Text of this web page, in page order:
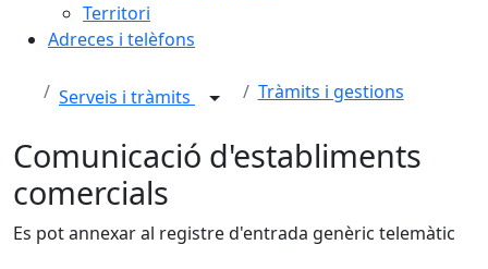
Territori
Adreces i telèfons
Serveis i tràmits Tràmits i gestions
Comunicació d'establiments
comercials
Es pot annexar al registre d'entrada genèric telemàtic